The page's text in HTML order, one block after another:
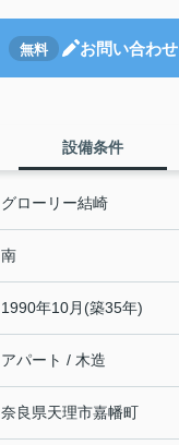
無料 お問い合わせ
設備条件
グローリー結崎
南
1990年10月(築35年)
アパート / 木造
奈良県天理市嘉幡町